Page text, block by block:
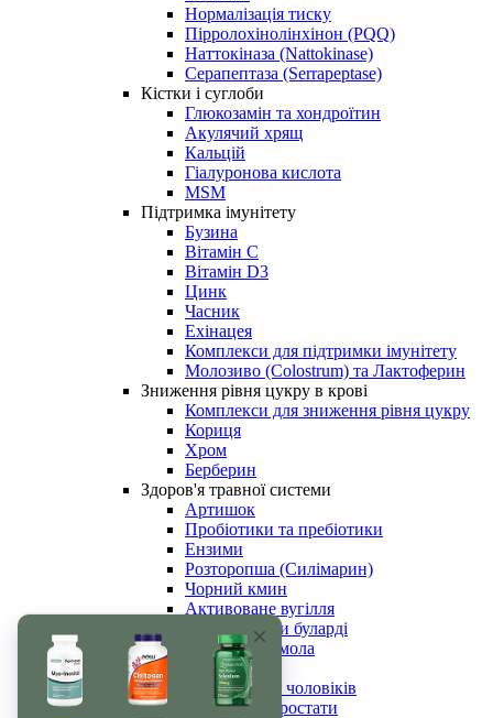
Нормалізація тиску
Пірролохінолінхінон (PQQ)
Наттокіназа (Nattokinase)
Серапептаза (Serrapeptase)
Кістки і суглоби
Глюкозамін та хондроїтин
Акулячий хрящ
Кальцій
Гіалуронова кислота
MSM
Підтримка імунітету
Бузина
Вітамін С
Вітамін D3
Цинк
Часник
Ехінацея
Комплекси для підтримки імунітету
Молозиво (Colostrum) та Лактоферин
Зниження рівня цукру в крові
Комплекси для зниження рівня цукру
Кориця
Хром
Берберин
Здоров'я травної системи
Артишок
Пробіотики та пребіотики
Ензими
Розторопша (Силімарин)
Чорний кмин
Активоване вугілля
Сахароміцети буларді
Мастикова смола
Чоловіче здоров'я
Вітаміни для чоловіків
Підтримка простати